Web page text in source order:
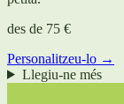
des de 75 €
Personalitzeu-lo →
Llegiu-ne més